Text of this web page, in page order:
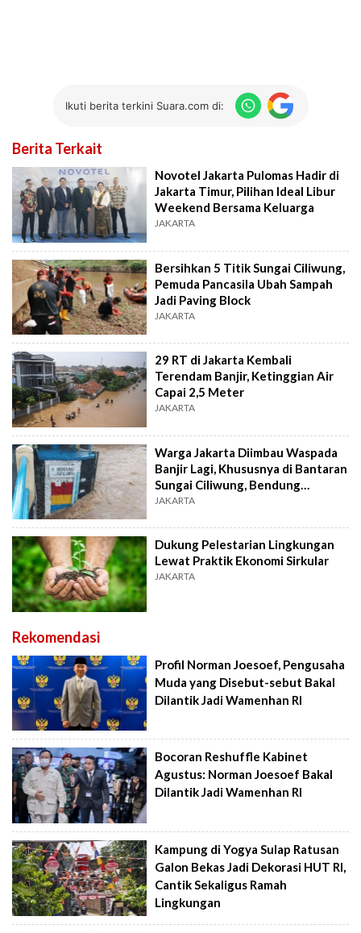
Ikuti berita terkini Suara.com di:
Berita Terkait
Novotel Jakarta Pulomas Hadir di
Jakarta Timur, Pilihan Ideal Libur
Weekend Bersama Keluarga
JAKARTA
Bersihkan 5 Titik Sungai Ciliwung,
Pemuda Pancasila Ubah Sampah
Jadi Paving Block
JAKARTA
29 RT di Jakarta Kembali
Terendam Banjir, Ketinggian Air
Capai 2,5 Meter
JAKARTA
Warga Jakarta Diimbau Waspada
Banjir Lagi, Khususnya di Bantaran
Sungai Ciliwung, Bendung
Katulampa Siaga 3
JAKARTA
Dukung Pelestarian Lingkungan
Lewat Praktik Ekonomi Sirkular
JAKARTA
Rekomendasi
Profil Norman Joesoef, Pengusaha
Muda yang Disebut-sebut Bakal
Dilantik Jadi Wamenhan RI
Bocoran Reshuffle Kabinet
Agustus: Norman Joesoef Bakal
Dilantik Jadi Wamenhan RI
Kampung di Yogya Sulap Ratusan
Galon Bekas Jadi Dekorasi HUT RI,
Cantik Sekaligus Ramah
Lingkungan